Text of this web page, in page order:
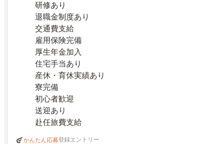
研修あり
退職金制度あり
交通費支給
雇用保険完備
厚生年金加入
住宅手当あり
産休・育休実績あり
寮完備
初心者歓迎
送迎あり
赴任旅費支給
かんたん応募登録エントリー